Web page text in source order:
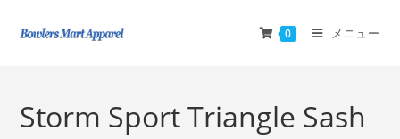
0 メニュー
Storm Sport Triangle Sash